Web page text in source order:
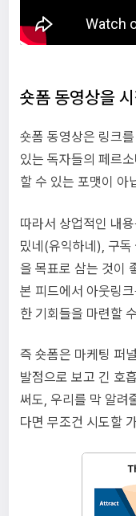
숏폼 동영상을
숏폼 동영상은 링크
있는 독자들의 페르
할 수 있는 포맷이 아
따라서 상업적인 내
밌네(유익하네), 구독
을 목표로 삼는 것이
본 피드에서 아웃링
한 기회들을 마련할
즉 숏폼은 마케팅 퍼
발점으로 보고 긴 호
써도, 우리를 막 알려
다면 무조건 시도할